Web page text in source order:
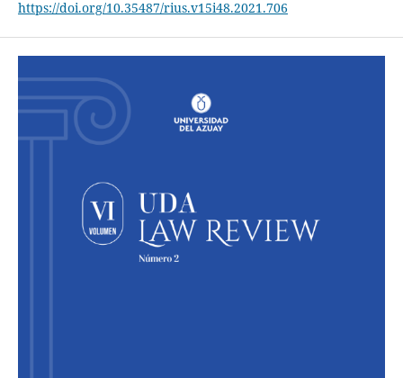
https://doi.org/10.35487/rius.v15i48.2021.706